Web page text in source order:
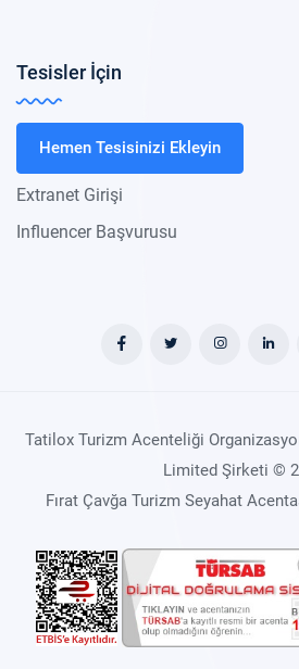
Tesisler İçin
Hemen Tesisinizi Ekleyin
Extranet Girişi
Influencer Başvurusu
Tatilox Turizm Acenteliği
Limited Şirketi ©
Fırat Çavğa Turizm Seyahat